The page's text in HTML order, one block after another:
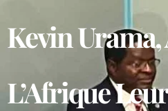
Kevin
L’Afrique